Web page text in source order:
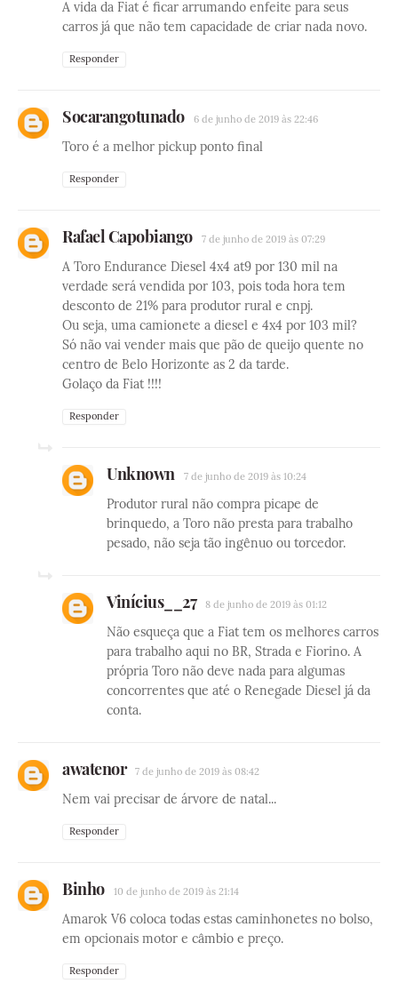
A vida da Fiat é ficar arrumando enfeite para seus
carros já que não tem capacidade de criar nada novo.
Responder
Socarangotunado 6 de junho de 2019 às 22:46
Toro é a melhor pickup ponto final
Responder
Rafael Capobiango 7 de junho de 2019 às 07:29
A Toro Endurance Diesel 4x4 at9 por 130 mil na
verdade será vendida por 103, pois toda hora tem
desconto de 21% para produtor rural e cnpj.
Ou seja, uma camionete a diesel e 4x4 por 103 mil?
Só não vai vender mais que pão de queijo quente no
centro de Belo Horizonte as 2 da tarde.
Golaço da Fiat !!!!
Responder
Unknown 7 de junho de 2019 às 10:24
Produtor rural não compra picape de
brinquedo, a Toro não presta para trabalho
pesado, não seja tão ingênuo ou torcedor.
Vinícius__27 8 de junho de 2019 às 01:12
Não esqueça que a Fiat tem os melhores carros
para trabalho aqui no BR, Strada e Fiorino. A
própria Toro não deve nada para algumas
concorrentes que até o Renegade Diesel já da
conta.
awatenor 7 de junho de 2019 às 08:42
Nem vai precisar de árvore de natal...
Responder
Binho 10 de junho de 2019 às 21:14
Amarok V6 coloca todas estas caminhonetes no bolso,
em opcionais motor e câmbio e preço.
Responder